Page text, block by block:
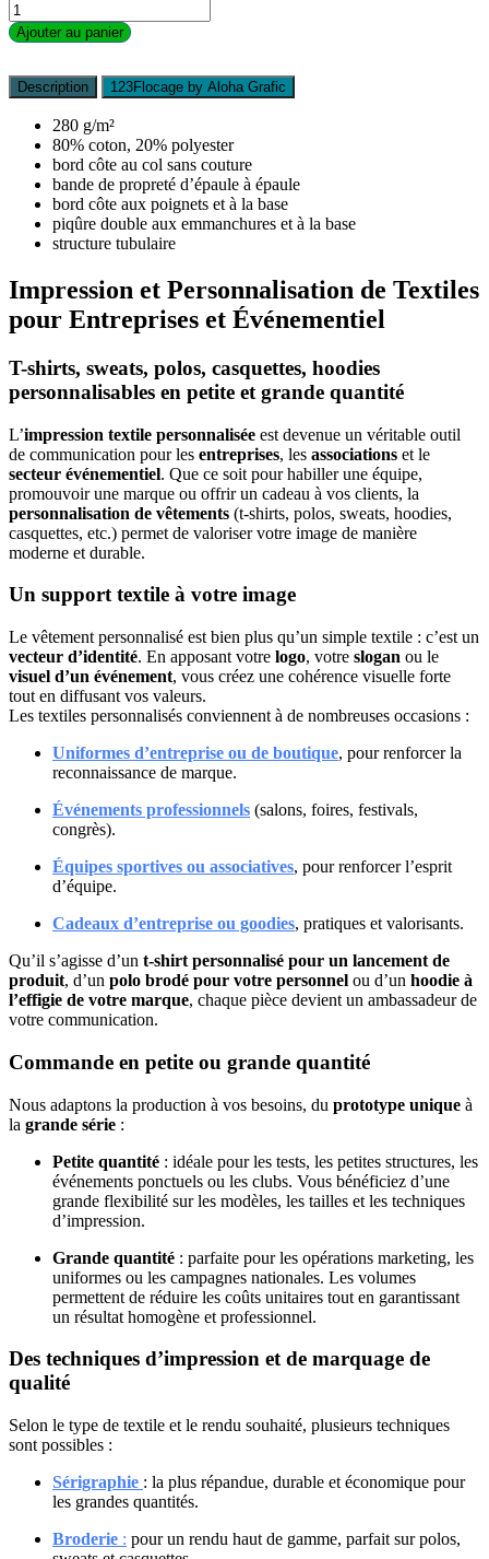
Ajouter au panier
Description 123Flocage by Aloha Grafic
280 g/m²
80% coton, 20% polyester
bord côte au col sans couture
bande de propreté d’épaule à épaule
bord côte aux poignets et à la base
piqûre double aux emmanchures et à la base
structure tubulaire
Impression et Personnalisation de Textiles
pour Entreprises et Événementiel
T-shirts, sweats, polos, casquettes, hoodies
personnalisables en petite et grande quantité
L’impression textile personnalisée est devenue un véritable outil
de communication pour les entreprises, les associations et le
secteur événementiel. Que ce soit pour habiller une équipe,
promouvoir une marque ou offrir un cadeau à vos clients, la
personnalisation de vêtements (t-shirts, polos, sweats, hoodies,
casquettes, etc.) permet de valoriser votre image de manière
moderne et durable.
Un support textile à votre image
Le vêtement personnalisé est bien plus qu’un simple textile : c’est un
vecteur d’identité. En apposant votre logo, votre slogan ou le
visuel d’un événement, vous créez une cohérence visuelle forte
tout en diffusant vos valeurs.
Les textiles personnalisés conviennent à de nombreuses occasions :
Uniformes d’entreprise ou de boutique, pour renforcer la
reconnaissance de marque.
Événements professionnels (salons, foires, festivals,
congrès).
Équipes sportives ou associatives, pour renforcer l’esprit
d’équipe.
Cadeaux d’entreprise ou goodies, pratiques et valorisants.
Qu’il s’agisse d’un t-shirt personnalisé pour un lancement de
produit, d’un polo brodé pour votre personnel ou d’un hoodie à
l’effigie de votre marque, chaque pièce devient un ambassadeur de
votre communication.
Commande en petite ou grande quantité
Nous adaptons la production à vos besoins, du prototype unique à
la grande série :
Petite quantité : idéale pour les tests, les petites structures, les
événements ponctuels ou les clubs. Vous bénéficiez d’une
grande flexibilité sur les modèles, les tailles et les techniques
d’impression.
Grande quantité : parfaite pour les opérations marketing, les
uniformes ou les campagnes nationales. Les volumes
permettent de réduire les coûts unitaires tout en garantissant
un résultat homogène et professionnel.
Des techniques d’impression et de marquage de
qualité
Selon le type de textile et le rendu souhaité, plusieurs techniques
sont possibles :
Sérigraphie : la plus répandue, durable et économique pour
les grandes quantités.
Broderie : pour un rendu haut de gamme, parfait sur polos,